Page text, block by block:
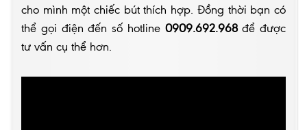
cho mình một chiếc bút thích hợp. Đồng thời bạn có
thể gọi điện đến số hotline 0909.692.968để được
tư vấn cụ thể hơn.